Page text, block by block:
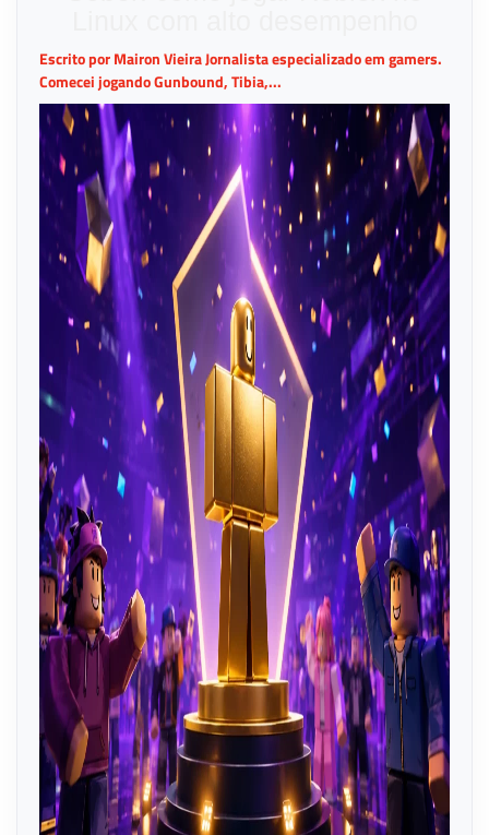
Escrito por Mairon Vieira Jornalista especializado em gamers.
Comecei jogando Gunbound, Tibia,...